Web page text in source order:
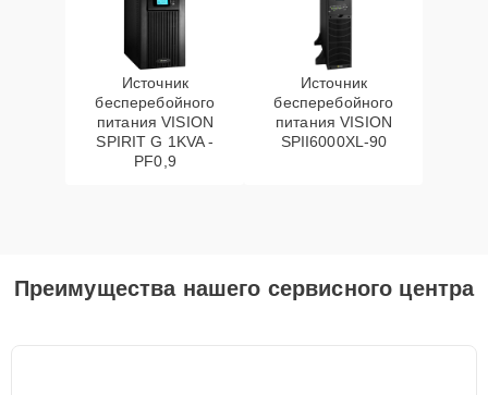
Источник
бесперебойного
питания VISION
SPIRIT G 1KVA -
PF0,9
Источник
бесперебойного
питания VISION
SPII6000XL-90
Преимущества нашего сервисного центра